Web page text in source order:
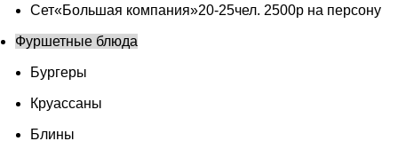
Сет«Большая компания»20-25чел. 2500р на персону
Фуршетные блюда
Бургеры
Круассаны
Блины